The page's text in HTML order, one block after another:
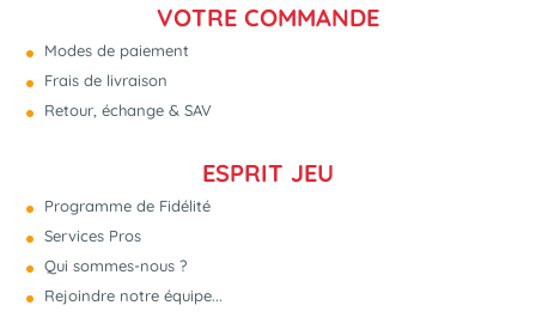
VOTRE COMMANDE
Modes de paiement
Frais de livraison
Retour, échange & SAV
ESPRIT JEU
Programme de Fidélité
Services Pros
Qui sommes-nous ?
Rejoindre notre équipe...